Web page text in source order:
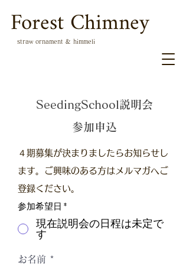
Forest Chimney
straw ornament & himmeli
SeedingSchool説明会
参加申込
４期募集が決まりましたらお知らせし
ます。ご興味のある方はメルマガへご
登録ください。
参加希望日*
現在説明会の日程は未定で
す
お名前